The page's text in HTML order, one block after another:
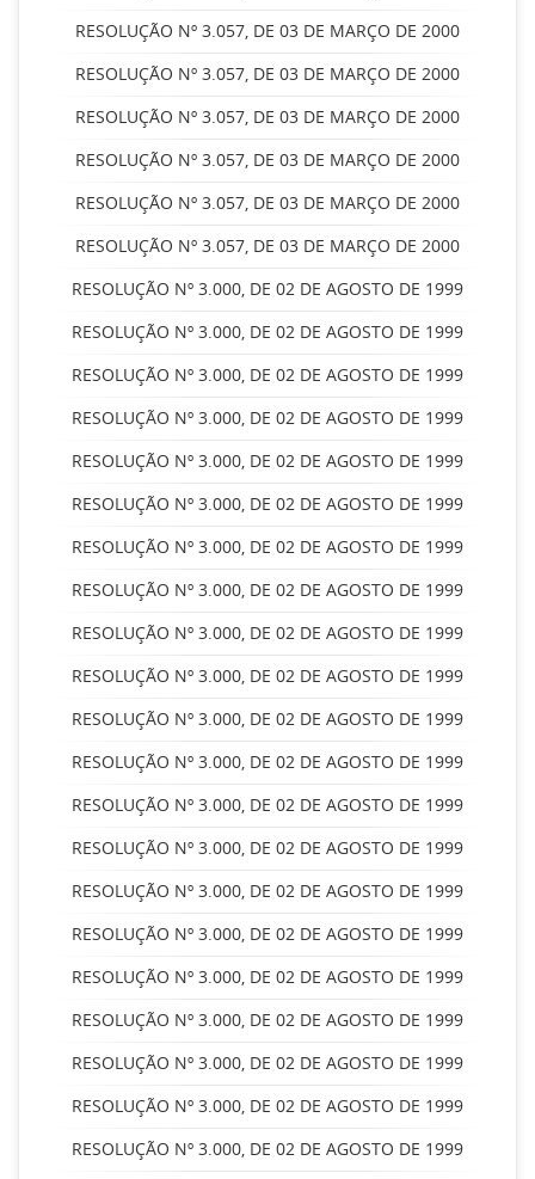
RESOLUÇÃO Nº 3.057, DE 03 DE MARÇO DE 2000
RESOLUÇÃO Nº 3.057, DE 03 DE MARÇO DE 2000
RESOLUÇÃO Nº 3.057, DE 03 DE MARÇO DE 2000
RESOLUÇÃO Nº 3.057, DE 03 DE MARÇO DE 2000
RESOLUÇÃO Nº 3.057, DE 03 DE MARÇO DE 2000
RESOLUÇÃO Nº 3.057, DE 03 DE MARÇO DE 2000
RESOLUÇÃO Nº 3.000, DE 02 DE AGOSTO DE 1999
RESOLUÇÃO Nº 3.000, DE 02 DE AGOSTO DE 1999
RESOLUÇÃO Nº 3.000, DE 02 DE AGOSTO DE 1999
RESOLUÇÃO Nº 3.000, DE 02 DE AGOSTO DE 1999
RESOLUÇÃO Nº 3.000, DE 02 DE AGOSTO DE 1999
RESOLUÇÃO Nº 3.000, DE 02 DE AGOSTO DE 1999
RESOLUÇÃO Nº 3.000, DE 02 DE AGOSTO DE 1999
RESOLUÇÃO Nº 3.000, DE 02 DE AGOSTO DE 1999
RESOLUÇÃO Nº 3.000, DE 02 DE AGOSTO DE 1999
RESOLUÇÃO Nº 3.000, DE 02 DE AGOSTO DE 1999
RESOLUÇÃO Nº 3.000, DE 02 DE AGOSTO DE 1999
RESOLUÇÃO Nº 3.000, DE 02 DE AGOSTO DE 1999
RESOLUÇÃO Nº 3.000, DE 02 DE AGOSTO DE 1999
RESOLUÇÃO Nº 3.000, DE 02 DE AGOSTO DE 1999
RESOLUÇÃO Nº 3.000, DE 02 DE AGOSTO DE 1999
RESOLUÇÃO Nº 3.000, DE 02 DE AGOSTO DE 1999
RESOLUÇÃO Nº 3.000, DE 02 DE AGOSTO DE 1999
RESOLUÇÃO Nº 3.000, DE 02 DE AGOSTO DE 1999
RESOLUÇÃO Nº 3.000, DE 02 DE AGOSTO DE 1999
RESOLUÇÃO Nº 3.000, DE 02 DE AGOSTO DE 1999
RESOLUÇÃO Nº 3.000, DE 02 DE AGOSTO DE 1999